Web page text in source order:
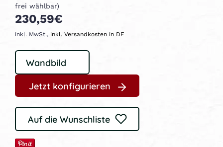
frei wählbar)
230,59€
inkl. MwSt., inkl. Versandkosten in DE
Jetzt konfigurieren
Auf die Wunschliste